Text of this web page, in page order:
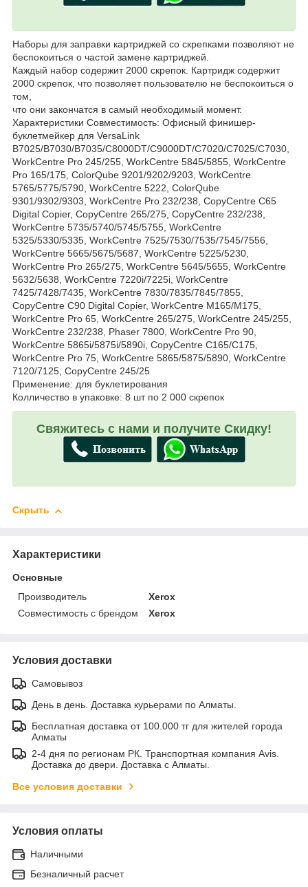
Наборы для заправки картриджей со скрепками позволяют не
беспокоиться о частой замене картриджей.
Каждый набор содержит 2000 скрепок. Картридж содержит
2000 скрепок, что позволяет пользователю не беспокоиться о
том,
что они закончатся в самый необходимый момент.
Характеристики Совместимость: Офисный финишер-
буклетмейкер для VersaLink
B7025/B7030/B7035/C8000DT/C9000DT/C7020/C7025/C7030,
WorkCentre Pro 245/255, WorkCentre 5845/5855, WorkCentre
Pro 165/175, ColorQube 9201/9202/9203, WorkCentre
5765/5775/5790, WorkCentre 5222, ColorQube
9301/9302/9303, WorkCentre Pro 232/238, CopyCentre C65
Digital Copier, CopyCentre 265/275, CopyCentre 232/238,
WorkCentre 5735/5740/5745/5755, WorkCentre
5325/5330/5335, WorkCentre 7525/7530/7535/7545/7556,
WorkCentre 5665/5675/5687, WorkCentre 5225/5230,
WorkCentre Pro 265/275, WorkCentre 5645/5655, WorkCentre
5632/5638, WorkCentre 7220i/7225i, WorkCentre
7425/7428/7435, WorkCentre 7830/7835/7845/7855,
CopyCentre C90 Digital Copier, WorkCentre M165/M175,
WorkCentre Pro 65, WorkCentre 265/275, WorkCentre 245/255,
WorkCentre 232/238, Phaser 7800, WorkCentre Pro 90,
WorkCentre 5865i/5875i/5890i, CopyCentre C165/C175,
WorkCentre Pro 75, WorkCentre 5865/5875/5890, WorkCentre
7120/7125, CopyCentre 245/25
Применение: для буклетирования
Колличество в упаковке: 8 шт по 2 000 скрепок
Свяжитесь с нами и получите Скидку!
Скрыть
Характеристики
Основные
Производитель
Xerox
Совместимость с брендом
Xerox
Условия доставки
Самовывоз
День в день. Доставка курьерами по Алматы.
Бесплатная доставка от 100.000 тг для жителей города
Алматы
2-4 дня по регионам РК. Транспортная компания Avis.
Доставка до двери. Доставка с Алматы.
Все условия доставки
Условия оплаты
Наличными
Безналичный расчет